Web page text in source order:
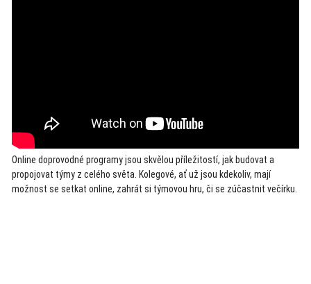
Online doprovodné programy jsou skvělou příležitostí, jak budovat a
propojovat týmy z celého světa. Kolegové, ať už jsou kdekoliv, mají
možnost se setkat online, zahrát si týmovou hru, či se zúčastnit večírku.